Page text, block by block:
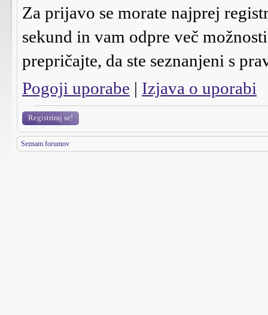
Za prijavo se morate najprej
sekund in vam odpre več
prepričajte, da ste seznanjeni s
Pogoji uporabe | Izjava o uporabi
Registriraj se!
Seznam forumov